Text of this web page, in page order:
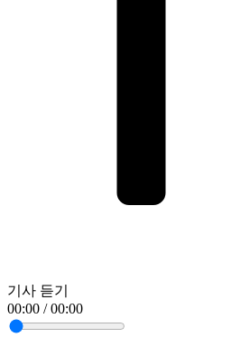
기사 듣기
00:00 / 00:00